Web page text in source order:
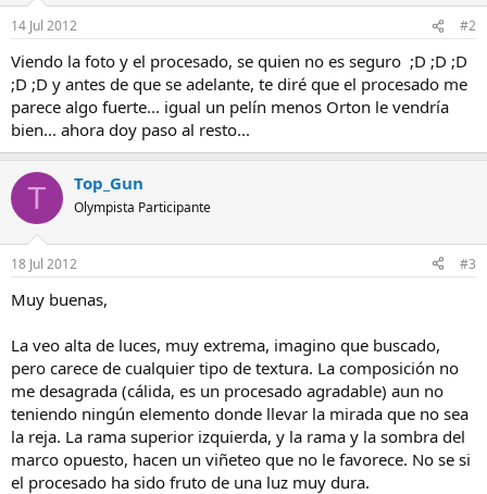
14 Jul 2012 #2
Viendo la foto y el procesado, se quien no es seguro ;D ;D ;D
;D ;D y antes de que se adelante, te diré que el procesado me
parece algo fuerte... igual un pelín menos Orton le vendría
bien... ahora doy paso al resto...
T Top_Gun
Olympista Participante
18 Jul 2012 #3
Muy buenas,
La veo alta de luces, muy extrema, imagino que buscado,
pero carece de cualquier tipo de textura. La composición no
me desagrada (cálida, es un procesado agradable) aun no
teniendo ningún elemento donde llevar la mirada que no sea
la reja. La rama superior izquierda, y la rama y la sombra del
marco opuesto, hacen un viñeteo que no le favorece. No se si
el procesado ha sido fruto de una luz muy dura.